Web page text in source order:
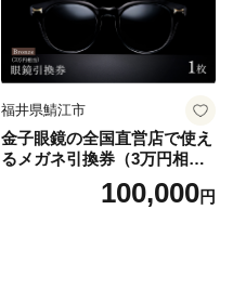
福井県鯖江市
金子眼鏡の全国直営店で使え
るメガネ引換券（3万円相
100,000円